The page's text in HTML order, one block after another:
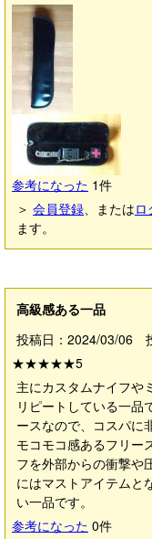
参考になった 1件
＞ 会員登録、またはロ
ます。
高級感ある一品
投稿日：2024/03/06
★★★★★5
主にカスタムナイフや
リピートしている一品
ースなので、コスパに
モコモコ感あるフリー
フを外部からの衝撃や
にはマストアイテムと
い一品です。
参考になった 0件